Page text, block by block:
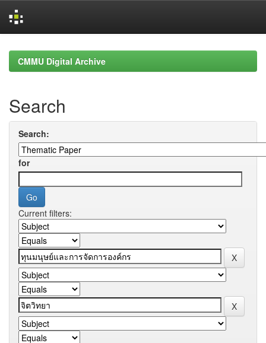
navigationCMMU Digital Archive
Search
Search:
for
Current filters: